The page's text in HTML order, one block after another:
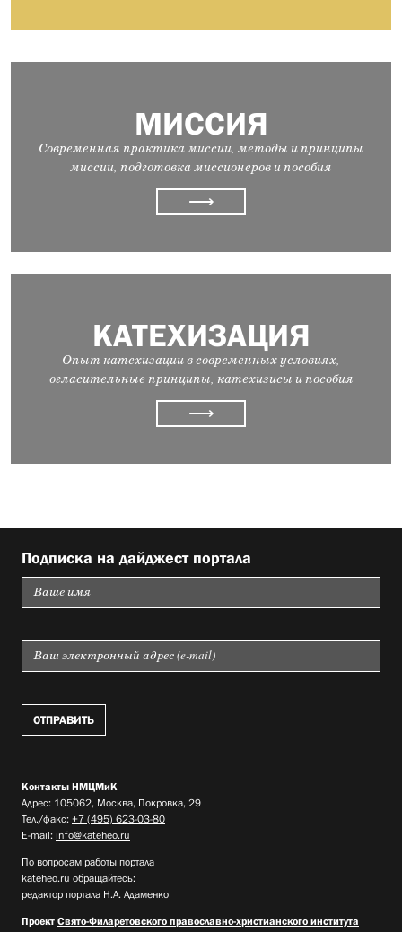
МИССИЯ
Современная практика миссии, методы и принципы
миссии, подготовка миссионеров и пособия
⟶
КАТЕХИЗАЦИЯ
Опыт катехизации в современных условиях,
огласительные принципы, катехизисы и пособия
⟶
Подписка на дайджест портала
Контакты НМЦМиК
Адрес: 105062, Москва, Покровка, 29
Тел./факс: +7 (495) 623-03-80
E-mail: info@kateheo.ru
По вопросам работы портала
kateheo.ru обращайтесь:
редактор портала Н.А. Адаменко
Проект Свято-Филаретовского православно-христианского института